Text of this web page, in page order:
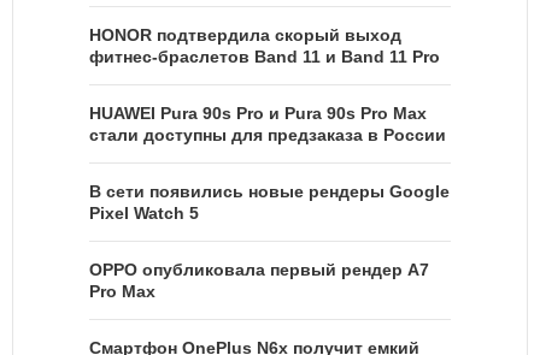
HONOR подтвердила скорый выход
фитнес-браслетов Band 11 и Band 11 Pro
HUAWEI Pura 90s Pro и Pura 90s Pro Max
стали доступны для предзаказа в России
В сети появились новые рендеры Google
Pixel Watch 5
OPPO опубликовала первый рендер A7
Pro Max
Смартфон OnePlus N6x получит емкий